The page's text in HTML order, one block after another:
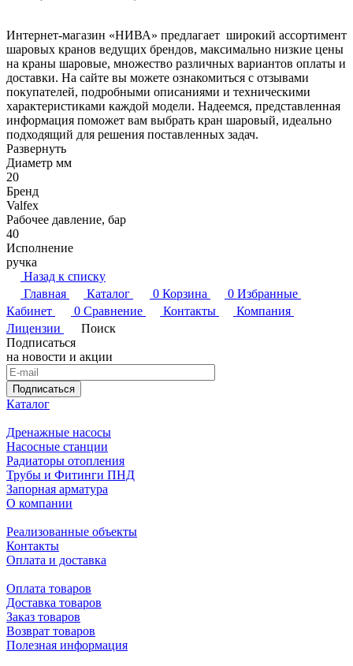
Интернет-магазин «НИВА» предлагает широкий ассортимент
шаровых кранов ведущих брендов, максимально низкие цены
на краны шаровые, множество различных вариантов оплаты и
доставки. На сайте вы можете ознакомиться с отзывами
покупателей, подробными описаниями и техническими
характеристиками каждой модели. Надеемся, представленная
информация поможет вам выбрать кран шаровый, идеально
подходящий для решения поставленных задач.
Развернуть
Диаметр мм
20
Бренд
Valfex
Рабочее давление, бар
40
Исполнение
ручка
Назад к списку
Главная
Каталог 0 Корзина 0 Избранные
Кабинет
0 Сравнение Контакты
Компания
Лицензии
Поиск
Подписаться
на новости и акции
Подписаться
Каталог
Дренажные насосы
Насосные станции
Радиаторы отопления
Трубы и Фитинги ПНД
Запорная арматура
О компании
Реализованные объекты
Контакты
Оплата и доставка
Оплата товаров
Доставка товаров
Заказ товаров
Возврат товаров
Полезная информация